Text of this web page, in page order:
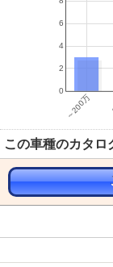
この車種のカタロ